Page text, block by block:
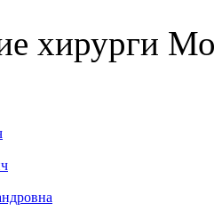
хирурги